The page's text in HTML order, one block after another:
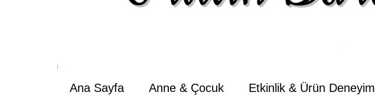
Ana Sayfa Anne & Çocuk Etkinlik & Ürün Deneyim